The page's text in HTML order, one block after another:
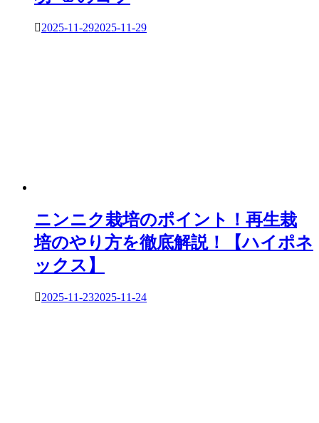
2025-11-292025-11-29
ニンニク栽培のポイント！再生栽
培のやり方を徹底解説！【ハイポネ
ックス】
2025-11-232025-11-24